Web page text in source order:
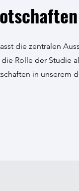
die zentralen
Rolle der Studie
in unserem